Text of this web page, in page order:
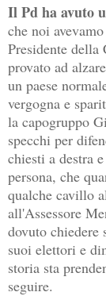
Il Pd ha avuto
che noi
Presidente della
provato ad
un paese
vergogna e
la capogruppo
specchi per
chiesti a destra
persona, che
qualche cavillo
all'Assessore
dovuto chiedere
suoi elettori e
storia sta
seguire.